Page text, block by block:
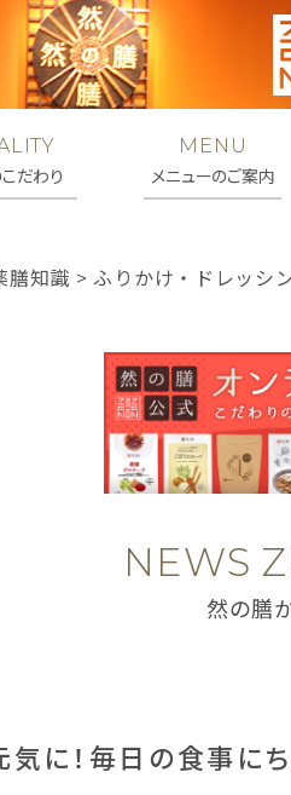
だわり
MENU
メニューのご案内
膳知識 >ふりかけ・ドレッシ
NEWS
然の膳
に！毎日の食事に